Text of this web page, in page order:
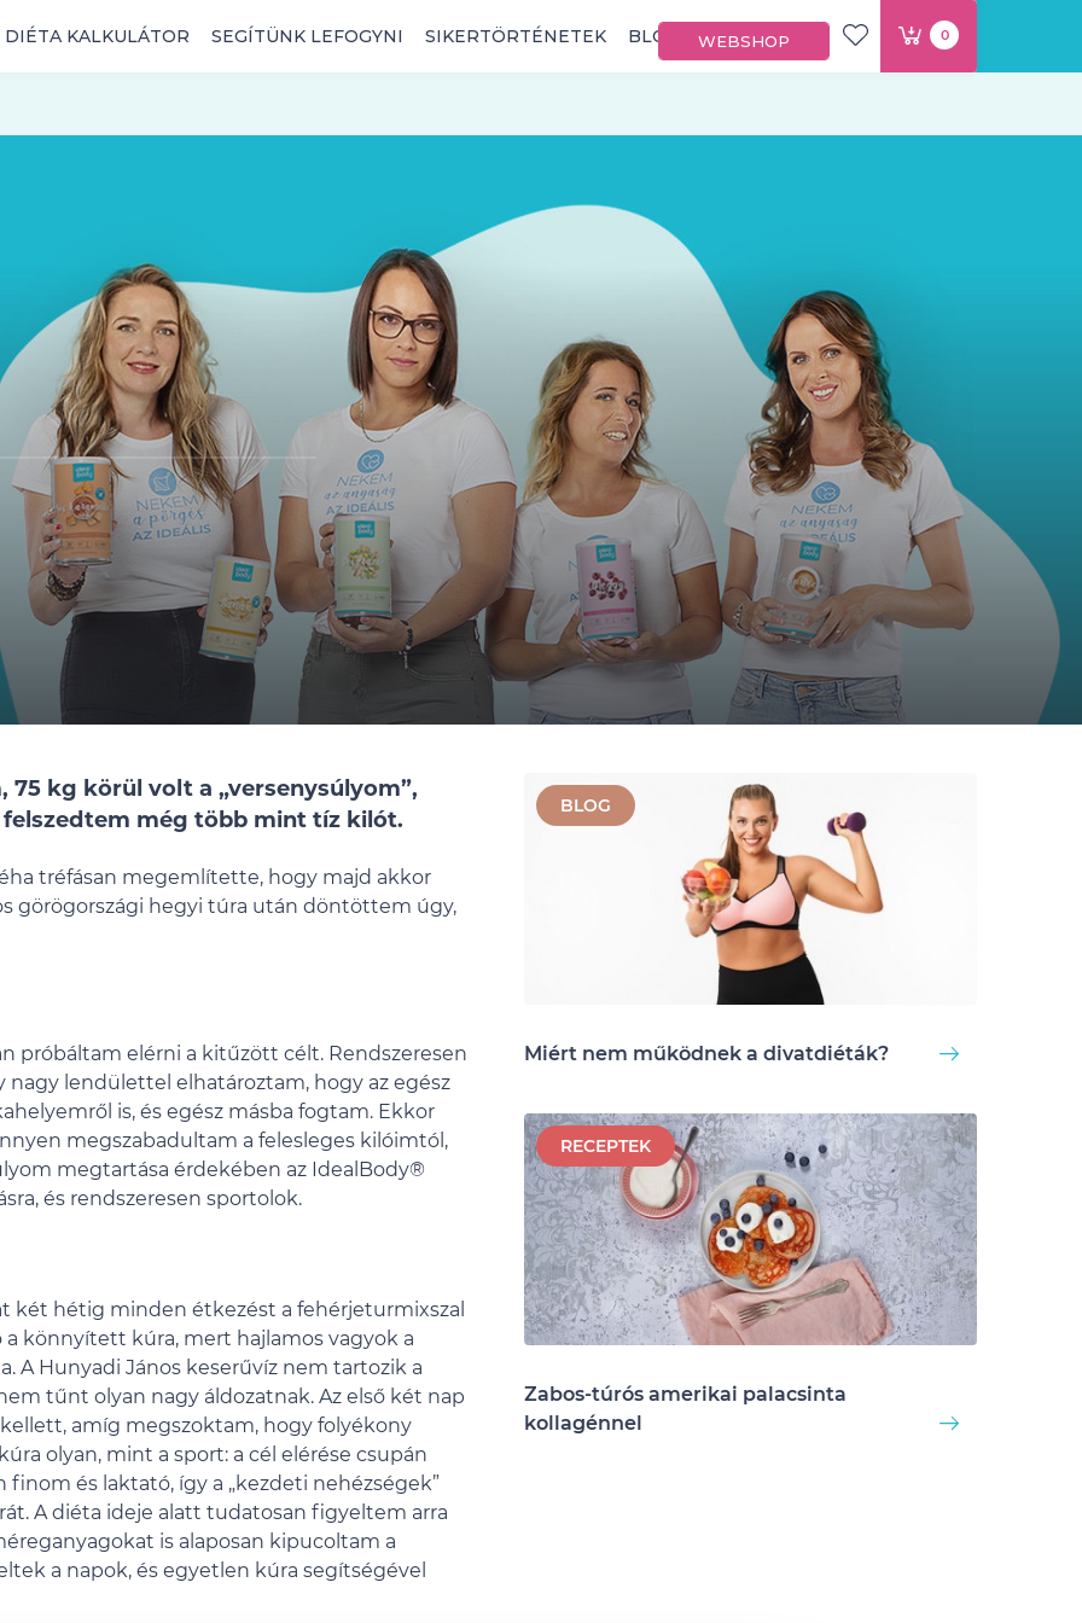
WEBSHOP
DIÉTA KALKULÁTOR SEGÍTÜNK LEFOGYNI SIKERTÖRTÉNETEK BLOG 0
kg körül volt a „versenysúlyom”,
még több mint tíz kilót.
tréfásan megemlítette, hogy majd akkor
görögországi hegyi túra után döntöttem úgy,
próbáltam elérni a kitűzött célt. Rendszeresen
nagy lendülettel elhatároztam, hogy az egész
is, és egész másba fogtam. Ekkor
megszabadultam a felesleges kilóimtól,
megtartása érdekében az IdealBody®
és rendszeresen sportolok.
két hétig minden étkezést a fehérjeturmixszal
könnyített kúra, mert hajlamos vagyok a
A Hunyadi János keserűvíz nem tartozik a
tűnt olyan nagy áldozatnak. Az első két nap
amíg megszoktam, hogy folyékony
olyan, mint a sport: a cél elérése csupán
finom és laktató, így a „kezdeti nehézségek”
A diéta ideje alatt tudatosan figyeltem arra
is alaposan kipucoltam a
a napok, és egyetlen kúra segítségével
BLOG
Miért nem működnek a divatdiéták?
RECEPTEK
Zabos-túrós amerikai palacsinta
kollagénnel